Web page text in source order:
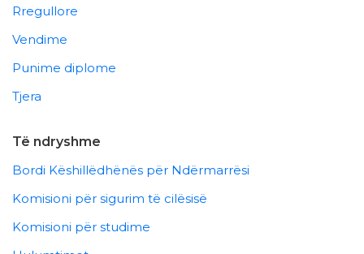
Rregullore
Vendime
Punime diplome
Tjera
Të ndryshme
Bordi Këshillëdhënës për Ndërmarrësi
Komisioni për sigurim të cilësisë
Komisioni për studime